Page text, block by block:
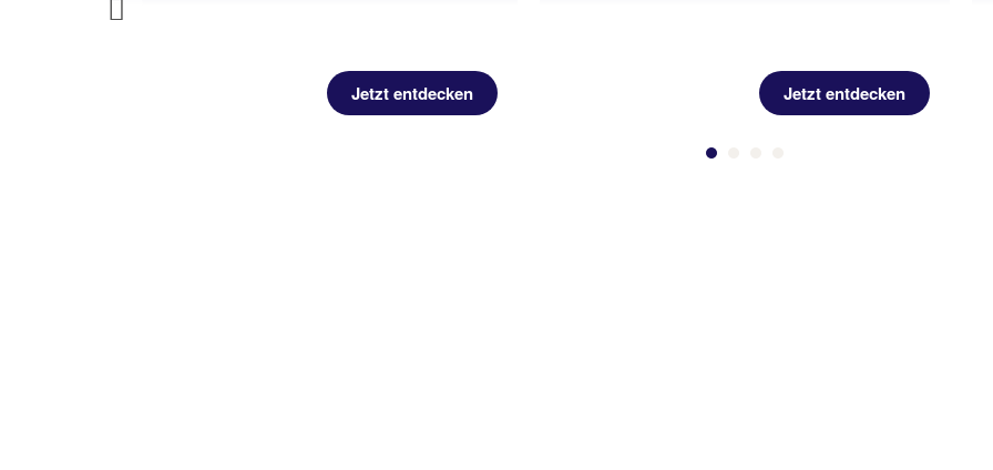
Previous
Jetzt entdecken Jetzt entdecken